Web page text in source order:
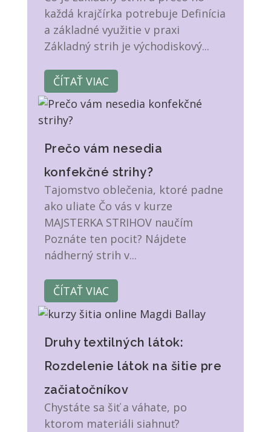
každá krajčírka potrebuje Definícia
a základné využitie v praxi
Základný strih je východiskový...
ČÍTAŤ VIAC
Prečo vám nesedia
konfekčné strihy?
Tajomstvo oblečenia, ktoré padne
ako uliate Čo vás v kurze
MAJSTERKA STRIHOV naučím
Poznáte ten pocit? Nájdete
nádherný strih v...
ČÍTAŤ VIAC
Druhy textilných látok:
Rozdelenie látok na šitie pre
začiatočníkov
Chystáte sa šiť a váhate, po
ktorom materiáli siahnuť?